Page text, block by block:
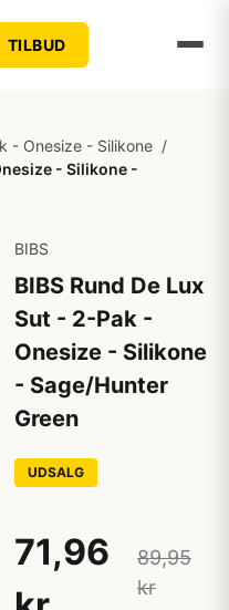
TILBUD
- Onesize - Silikone /
- Silikone -
BIBS
BIBS Rund De Lux
Sut - 2-Pak -
Onesize - Silikone
- Sage/Hunter
Green
UDSALG
71,96
89,95
kr